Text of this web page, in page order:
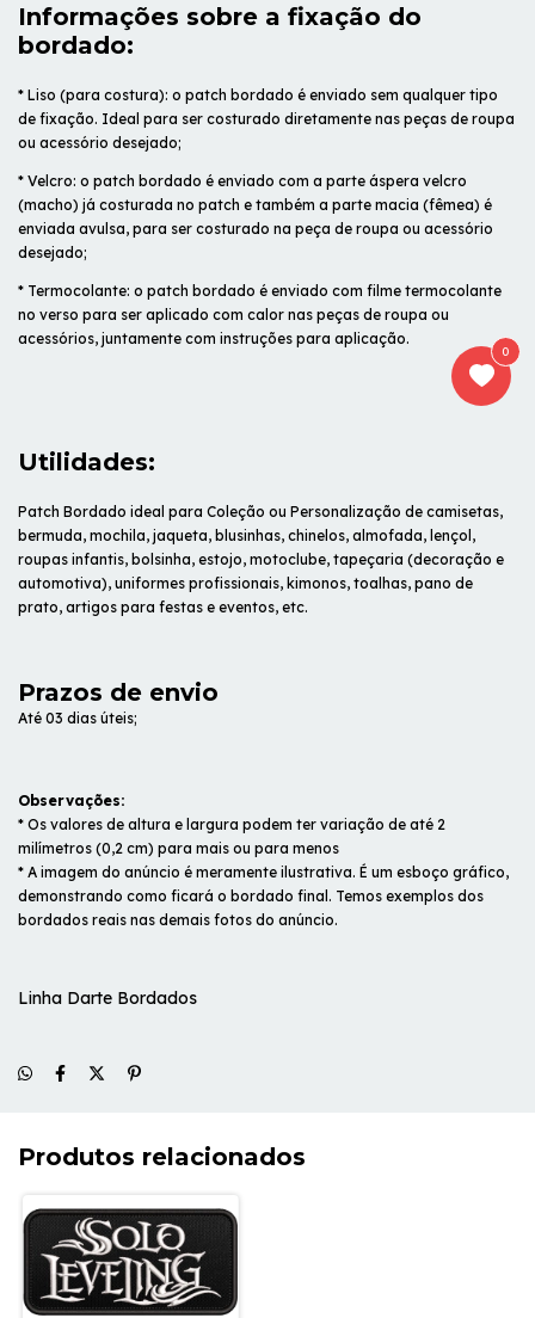
Informações sobre a fixação do
bordado:
* Liso (para costura): o patch bordado é enviado sem qualquer tipo
de fixação. Ideal para ser costurado diretamente nas peças de roupa
ou acessório desejado;
* Velcro: o patch bordado é enviado com a parte áspera velcro
(macho) já costurada no patch e também a parte macia (fêmea) é
enviada avulsa, para ser costurado na peça de roupa ou acessório
desejado;
* Termocolante: o patch bordado é enviado com filme termocolante
no verso para ser aplicado com calor nas peças de roupa ou
acessórios, juntamente com instruções para aplicação.
Utilidades:
Patch Bordado ideal para Coleção ou Personalização de camisetas,
bermuda, mochila, jaqueta, blusinhas, chinelos, almofada, lençol,
roupas infantis, bolsinha, estojo, motoclube, tapeçaria (decoração e
automotiva), uniformes profissionais, kimonos, toalhas, pano de
prato, artigos para festas e eventos, etc.
Prazos de envio
Até 03 dias úteis;
Observações:
* Os valores de altura e largura podem ter variação de até 2
milímetros (0,2 cm) para mais ou para menos
* A imagem do anúncio é meramente ilustrativa. É um esboço gráfico,
demonstrando como ficará o bordado final. Temos exemplos dos
bordados reais nas demais fotos do anúncio.
Linha Darte Bordados
Produtos relacionados
0